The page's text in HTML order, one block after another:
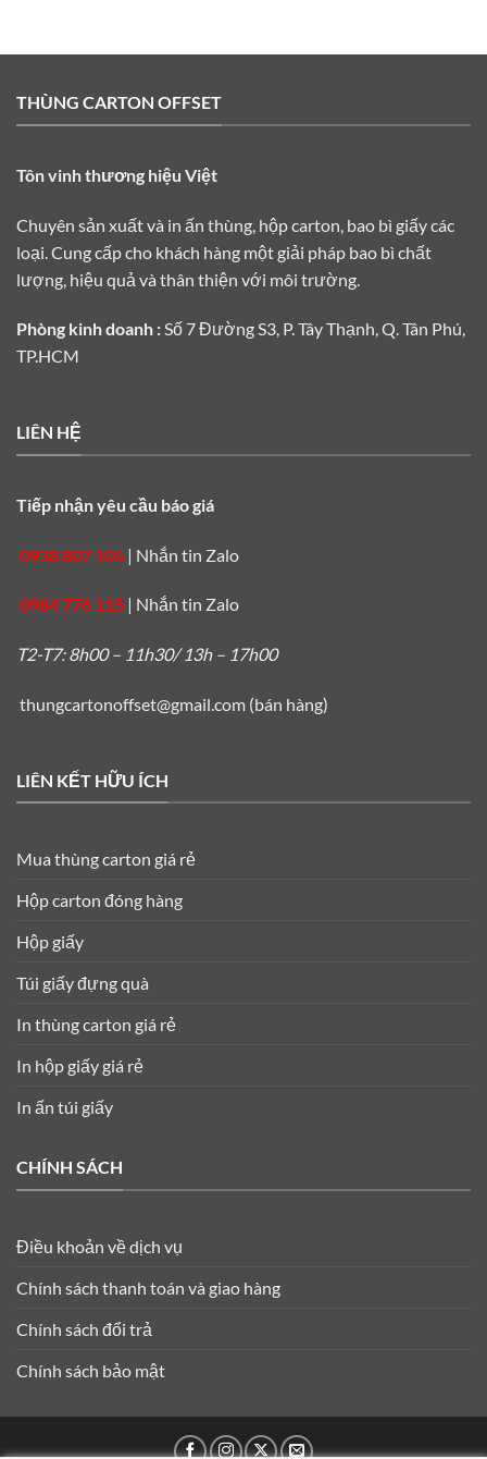
THÙNG CARTON OFFSET
Tôn vinh thương hiệu Việt
Chuyên sản xuất và in ấn thùng, hộp carton, bao bì giấy các
loại. Cung cấp cho khách hàng một giải pháp bao bì chất
lượng, hiệu quả và thân thiện với môi trường.
Phòng kinh doanh :Số 7 Đường S3, P. Tây Thạnh, Q. Tân Phú,
TP.HCM
LIÊN HỆ
Tiếp nhận yêu cầu báo giá
0938 807 105 | Nhắn tin Zalo
0984 776 115 | Nhắn tin Zalo
T2-T7: 8h00 – 11h30/ 13h – 17h00
thungcartonoffset@gmail.com (bán hàng)
LIÊN KẾT HỮU ÍCH
Mua thùng carton giá rẻ
Hộp carton đóng hàng
Hộp giấy
Túi giấy đựng quà
In thùng carton giá rẻ
In hộp giấy giá rẻ
In ấn túi giấy
CHÍNH SÁCH
Điều khoản về dịch vụ
Chính sách thanh toán và giao hàng
Chính sách đổi trả
Chính sách bảo mật